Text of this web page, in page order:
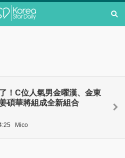
！C位人氣男金曜漢、金東
碩華將組成全新組合
Mico